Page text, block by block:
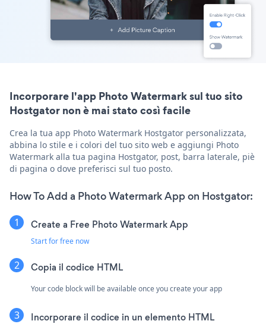
Incorporare l'app Photo Watermark sul tuo sito
Hostgator non è mai stato così facile
Crea la tua app Photo Watermark Hostgator personalizzata,
abbina lo stile e i colori del tuo sito web e aggiungi Photo
Watermark alla tua pagina Hostgator, post, barra laterale, piè
di pagina o dove preferisci sul tuo posto.
How To Add a Photo Watermark App on Hostgator:
Create a Free Photo Watermark App
Start for free now
Copia il codice HTML
Your code block will be available once you create your app
Incorporare il codice in un elemento HTML